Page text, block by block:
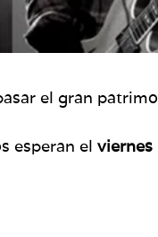
el gran
esperan el viernes